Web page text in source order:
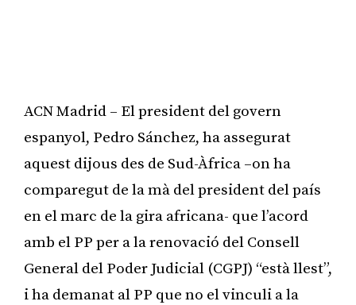
ACN Madrid – El president del govern
espanyol, Pedro Sánchez, ha assegurat
aquest dijous des de Sud-Àfrica –on ha
comparegut de la mà del president del país
en el marc de la gira africana- que l’acord
amb el PP per a la renovació del Consell
General del Poder Judicial (CGPJ) “està llest”,
i ha demanat al PP que no el vinculi a la